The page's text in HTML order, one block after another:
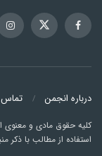
درباره انجمن تماس
کلیه حقوق مادی و معنوی
استفاده از مطالب با ذکر